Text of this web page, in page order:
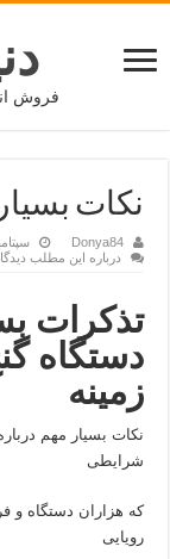
فروش
نکات
Donya84 سپتامبر
درباره این مطلب
تذکرات
دستگاه
زمینه
نکات بسیار مهم
شرایطی
که هزاران دستگاه و
رویایی